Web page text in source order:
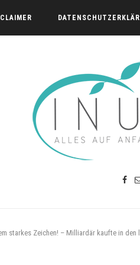
starkes Zeichen! – Milliardär kaufte in